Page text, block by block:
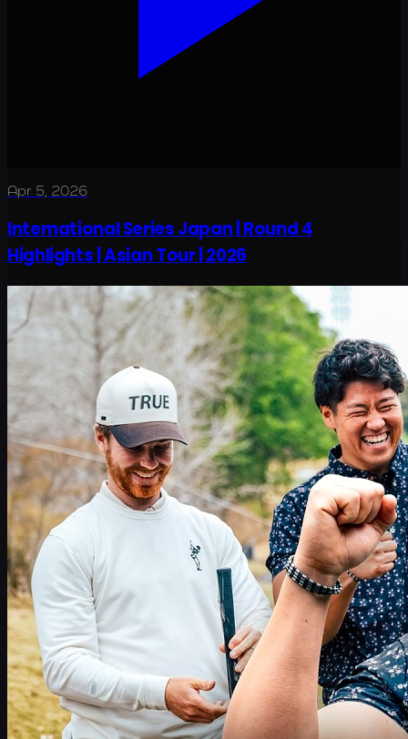
Apr 5, 2026
International Series Japan | Round 4
Highlights | Asian Tour | 2026